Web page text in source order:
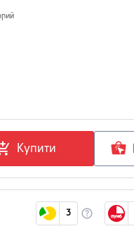
Купити
3